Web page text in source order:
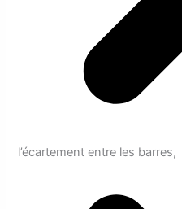
l’écartement entre les barres,